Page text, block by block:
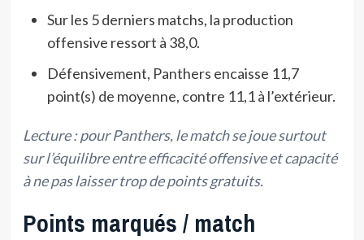
Sur les 5 derniers matchs, la production
offensive ressort à 38,0.
Défensivement, Panthers encaisse 11,7
point(s) de moyenne, contre 11,1 à l’extérieur.
Lecture : pour Panthers, le match se joue surtout
sur l’équilibre entre efficacité offensive et capacité
à ne pas laisser trop de points gratuits.
Points marqués / match